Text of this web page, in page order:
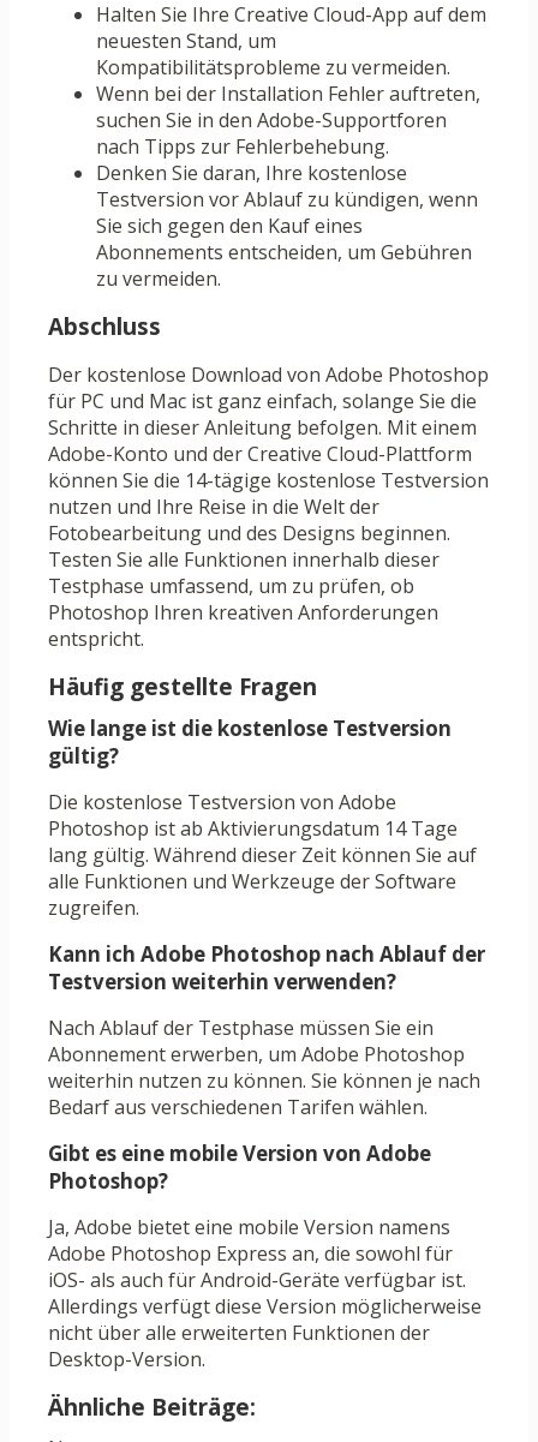
Halten Sie Ihre Creative Cloud-App auf dem
neuesten Stand, um
Kompatibilitätsprobleme zu vermeiden.
Wenn bei der Installation Fehler auftreten,
suchen Sie in den Adobe-Supportforen
nach Tipps zur Fehlerbehebung.
Denken Sie daran, Ihre kostenlose
Testversion vor Ablauf zu kündigen, wenn
Sie sich gegen den Kauf eines
Abonnements entscheiden, um Gebühren
zu vermeiden.
Abschluss
Der kostenlose Download von Adobe Photoshop
für PC und Mac ist ganz einfach, solange Sie die
Schritte in dieser Anleitung befolgen. Mit einem
Adobe-Konto und der Creative Cloud-Plattform
können Sie die 14-tägige kostenlose Testversion
nutzen und Ihre Reise in die Welt der
Fotobearbeitung und des Designs beginnen.
Testen Sie alle Funktionen innerhalb dieser
Testphase umfassend, um zu prüfen, ob
Photoshop Ihren kreativen Anforderungen
entspricht.
Häufig gestellte Fragen
Wie lange ist die kostenlose Testversion
gültig?
Die kostenlose Testversion von Adobe
Photoshop ist ab Aktivierungsdatum 14 Tage
lang gültig. Während dieser Zeit können Sie auf
alle Funktionen und Werkzeuge der Software
zugreifen.
Kann ich Adobe Photoshop nach Ablauf der
Testversion weiterhin verwenden?
Nach Ablauf der Testphase müssen Sie ein
Abonnement erwerben, um Adobe Photoshop
weiterhin nutzen zu können. Sie können je nach
Bedarf aus verschiedenen Tarifen wählen.
Gibt es eine mobile Version von Adobe
Photoshop?
Ja, Adobe bietet eine mobile Version namens
Adobe Photoshop Express an, die sowohl für
iOS- als auch für Android-Geräte verfügbar ist.
Allerdings verfügt diese Version möglicherweise
nicht über alle erweiterten Funktionen der
Desktop-Version.
Ähnliche Beiträge: